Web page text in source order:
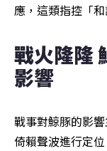
應，這類指控「
戰火隆隆
影響
戰事對鯨豚的影
倚賴聲波進行定